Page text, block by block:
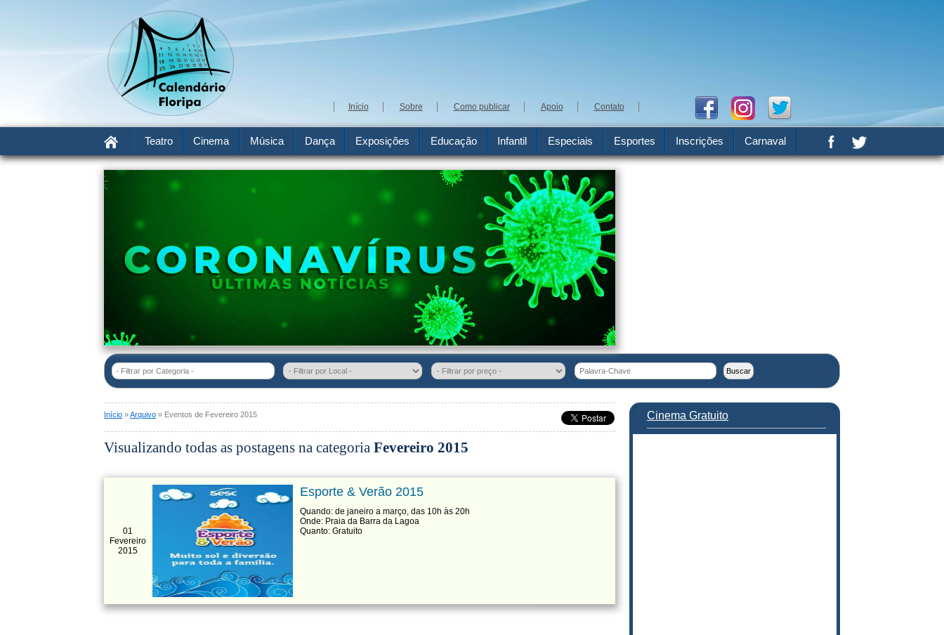
Início Sobre Como publicar Apoio Contato
Teatro Cinema Música Dança Exposições Educação Infantil Especiais Esportes Inscrições Carnaval
- Filtrar por Categoria -
Início »Arquivo » Eventos de Fevereiro 2015
Visualizando todas as postagens na categoria Fevereiro 2015
01
Fevereiro
2015
Esporte & Verão 2015
Quando: de janeiro a março, das 10h às 20h
Onde: Praia da Barra da Lagoa
Quanto: Gratuito
Cinema Gratuito